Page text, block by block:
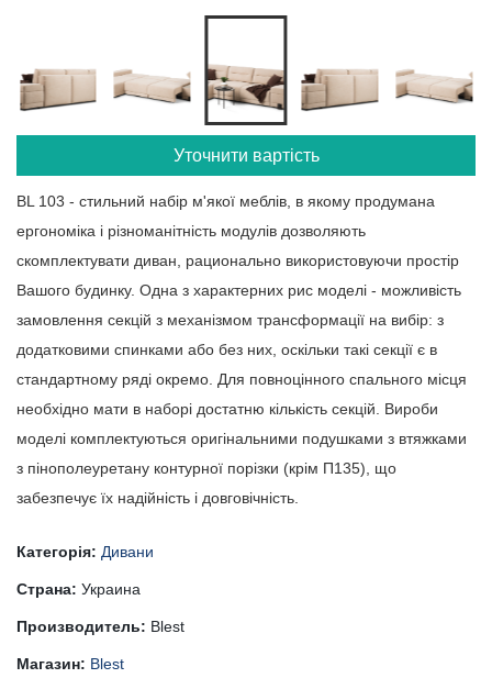
Уточнити вартість
BL 103 - стильний набір м'якої меблів, в якому продумана
ергономіка і різноманітність модулів дозволяють
скомплектувати диван, рационально використовуючи простір
Вашого будинку. Одна з характерних рис моделі - можливість
замовлення секцій з механізмом трансформації на вибір: з
додатковими спинками або без них, оскільки такі секції є в
стандартному ряді окремо. Для повноцінного спального місця
необхідно мати в наборі достатню кількість секцій. Вироби
моделі комплектуються оригінальними подушками з втяжками
з пінополеуретану контурної порізки (крім П135), що
забезпечує їх надійність і довговічність.
Категорія: Дивани
Страна: Украина
Производитель: Blest
Магазин: Blest